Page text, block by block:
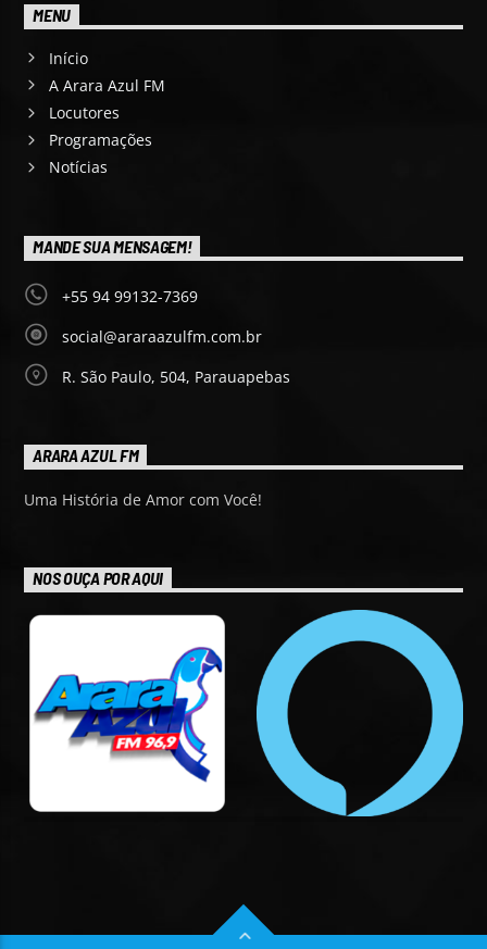
MENU
Início
A Arara Azul FM
Locutores
Programações
Notícias
MANDE SUA MENSAGEM!
+55 94 99132-7369
social@araraazulfm.com.br
R. São Paulo, 504, Parauapebas
ARARA AZUL FM
Uma História de Amor com Você!
NOS OUÇA POR AQUI